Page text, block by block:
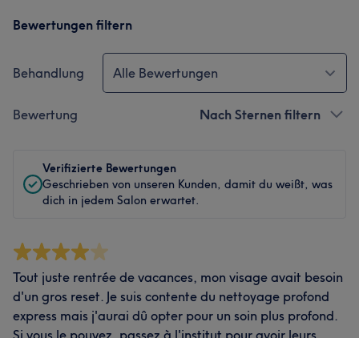
Bewertungen filtern
Behandlung Alle Bewertungen
Bewertung Nach Sternen filtern
Verifizierte Bewertungen
Geschrieben von unseren Kunden, damit du weißt, was
dich in jedem Salon erwartet.
Tout juste rentrée de vacances, mon visage avait besoin
d'un gros reset. Je suis contente du nettoyage profond
express mais j'aurai dû opter pour un soin plus profond.
Si vous le pouvez, passez à l'institut pour avoir leurs